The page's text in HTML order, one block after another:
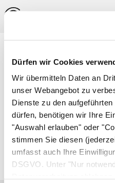
Dürfen wir Cookies
Wir übermitteln Daten an
unser Webangebot zu
Dienste zu den
dürfen, benötigen wir Ihre
"Auswahl erlauben" oder
stimmen Sie diesen
umfasst auch Ihre
DSGVO. Unter "Nur
Koterbrechen
Kopremesis)
Ausscheidung von
ein fortgeschrittener
natürliche
verhindert.